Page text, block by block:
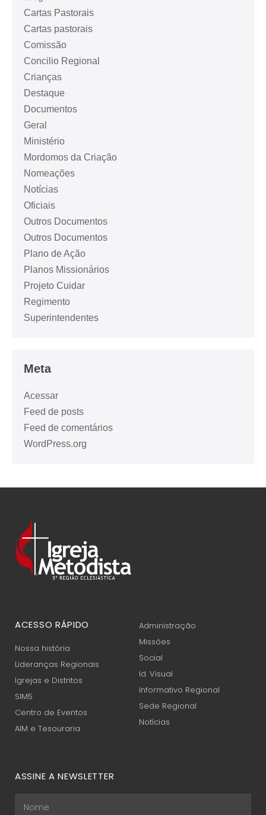
Cartas Pastorais
Cartas pastorais
Comissão
Concilio Regional
Crianças
Destaque
Documentos
Geral
Ministério
Mordomos da Criação
Nomeações
Notícias
Oficiais
Outros Documentos
Outros Documentos
Plano de Ação
Planos Missionários
Projeto Cuidar
Regimento
Superintendentes
Meta
Acessar
Feed de posts
Feed de comentários
WordPress.org
ACESSO RÁPIDO
Nossa história
Lideranças Regionais
Igrejas e Distritos
SIM5
Centro de Eventos
AIM e Tesouraria
Administração
Missões
Social
Id. Visual
Informativo Regional
Sede Regional
Notícias
ASSINE A NEWSLETTER